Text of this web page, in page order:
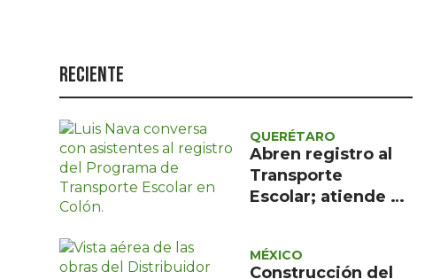
Política
Turismo
Asuntos Sociales
Reciente
QUERÉTARO
Abren registro al
Transporte
Escolar; atiende a
MÉXICO
Construcción del